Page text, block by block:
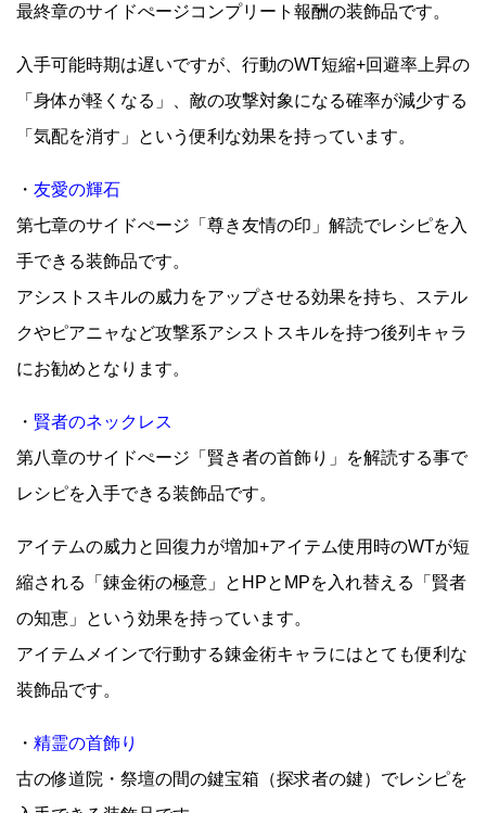
最終章のサイドぺージコンプリート報酬の装飾品です。
入手可能時期は遅いですが、行動のWT短縮+回避率上昇の
「身体が軽くなる」、敵の攻撃対象になる確率が減少する
「気配を消す」という便利な効果を持っています。
・ 友愛の輝石
第七章のサイドぺージ「尊き友情の印」解読でレシピを入
手できる装飾品です。
アシストスキルの威力をアップさせる効果を持ち、ステル
クやピアニャなど攻撃系アシストスキルを持つ後列キャラ
にお勧めとなります。
・ 賢者のネックレス
第八章のサイドぺージ「賢き者の首飾り」を解読する事で
レシピを入手できる装飾品です。
アイテムの威力と回復力が増加+アイテム使用時のWTが短
縮される「錬金術の極意」とHPとMPを入れ替える「賢者
の知恵」という効果を持っています。
アイテムメインで行動する錬金術キャラにはとても便利な
装飾品です。
・ 精霊の首飾り
古の修道院・祭壇の間の鍵宝箱（探求者の鍵）でレシピを